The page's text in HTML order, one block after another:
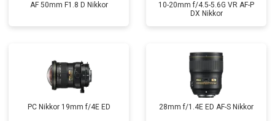
AF 50mm F1.8 D Nikkor
10-20mm f/4.5-5.6G VR AF-P
DX Nikkor
PC Nikkor 19mm f/4E ED 28mm f/1.4E ED AF-S Nikkor